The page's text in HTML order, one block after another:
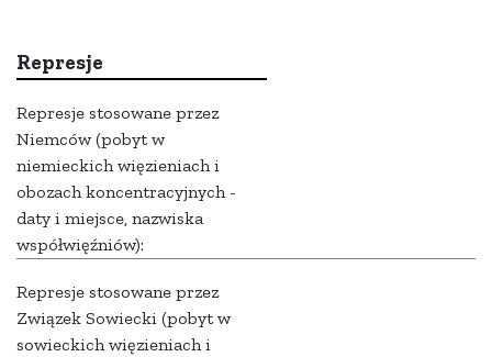
Represje
Represje stosowane przez
Niemców (pobyt w
niemieckich więzieniach i
obozach koncentracyjnych -
daty i miejsce, nazwiska
współwięźniów):
Represje stosowane przez
Związek Sowiecki (pobyt w
sowieckich więzieniach i